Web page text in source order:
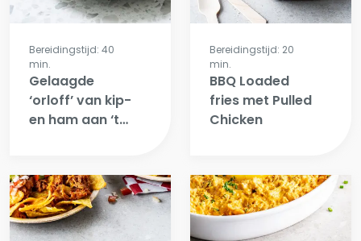
Bereidingstijd: 40
min.
Gelaagde
‘orloff’ van kip-
en ham aan ‘t
Bereidingstijd: 20
min.
BBQ Loaded
fries met Pulled
Chicken